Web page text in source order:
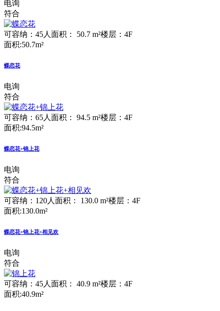
电询
符合
可容纳：45人 面积： 50.7 m²楼层：4F
面积:50.7m²
蝶恋花
电询
符合
可容纳：65人 面积： 94.5 m²楼层：4F
面积:94.5m²
蝶恋花+锦上花
电询
符合
可容纳：120人 面积： 130.0 m²楼层：4F
面积:130.0m²
蝶恋花+锦上花+相见欢
电询
符合
可容纳：45人 面积： 40.9 m²楼层：4F
面积:40.9m²